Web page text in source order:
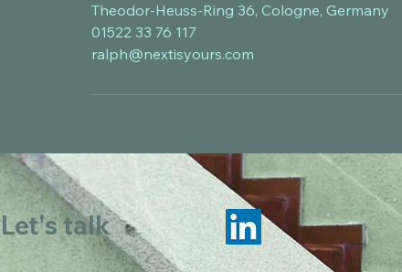
Theodor-Heuss-Ring 36, Cologne, Germany
01522 33 76 117
ralph@nextisyours.com
Let's talk